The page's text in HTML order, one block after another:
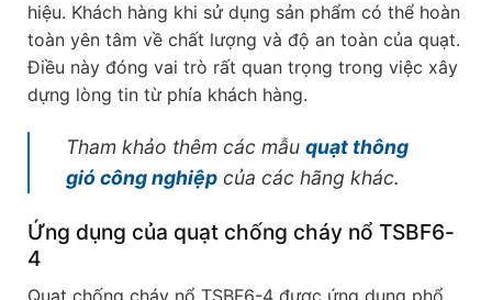
hiệu. Khách hàng khi sử dụng sản phẩm có thể hoàn
toàn yên tâm về chất lượng và độ an toàn của quạt.
Điều này đóng vai trò rất quan trọng trong việc xây
dựng lòng tin từ phía khách hàng.
Tham khảo thêm các mẫu quạt thông
gió công nghiệp của các hãng khác.
Ứng dụng của quạt chống cháy nổ TSBF6-
4
Quạt chống cháy nổ TSBF6-4 được ứng dụng phổ